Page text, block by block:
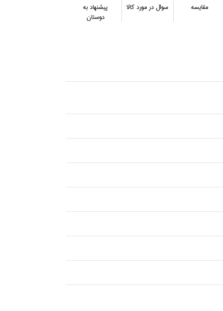
مقايسه سوال در مورد كالا
پیشنهاد به
دوستان